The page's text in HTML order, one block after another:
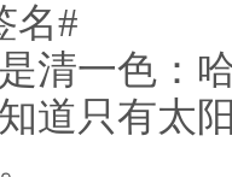
名#
一色：哈
只有太阳